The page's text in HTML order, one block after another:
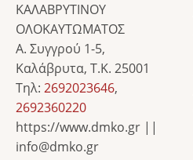
ΚΑΛΑΒΡΥΤΙΝΟΥ
ΟΛΟΚΑΥΤΩΜΑΤΟΣ
Α. Συγγρού 1-5,
Καλάβρυτα, Τ.Κ. 25001
Τηλ: 2692023646,
2692360220
https://www.dmko.gr ||
info@dmko.gr